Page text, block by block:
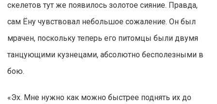
скелетов тут же появилось золотое сияние. Правда,
сам Ёну чувствовал небольшое сожаление. Он был
мрачен, поскольку теперь его питомцы были двумя
танцующими кузнецами, абсолютно бесполезными в
бою.
«Эх. Мне нужно как можно быстрее поднять их до